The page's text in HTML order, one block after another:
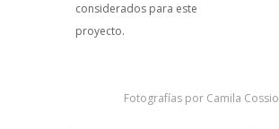
considerados para este
proyecto.
Fotografías por Camila Cossio